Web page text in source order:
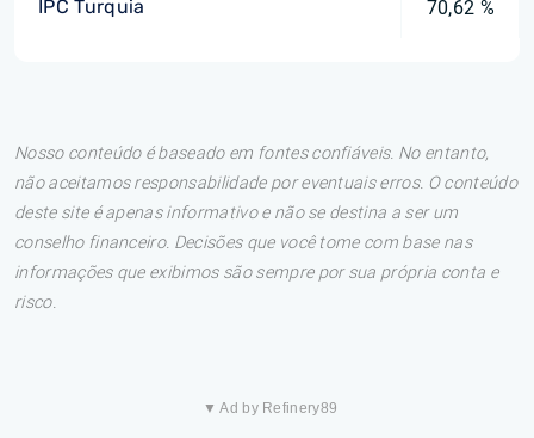
IPC Turquia 70,62 %
Nosso conteúdo é baseado em fontes confiáveis. No entanto,
não aceitamos responsabilidade por eventuais erros. O conteúdo
deste site é apenas informativo e não se destina a ser um
conselho financeiro. Decisões que você tome com base nas
informações que exibimos são sempre por sua própria conta e
risco.
▼ Ad by Refinery89